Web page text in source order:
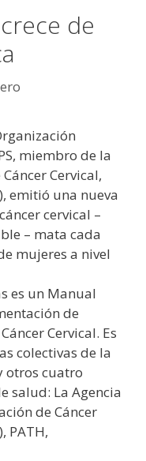
de
miembro de la
Cervical,
emitió una nueva
cervical –
– mata cada
mujeres a nivel
es un Manual
de
Cervical. Es
colectivas de la
otros cuatro
salud: La Agencia
de Cáncer
PATH,